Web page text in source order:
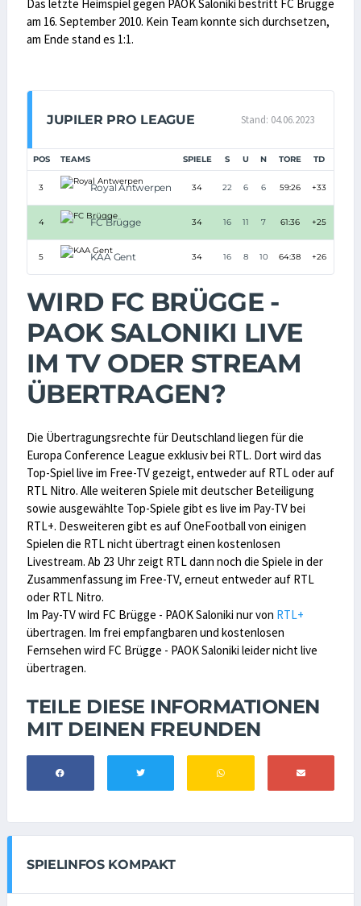
Das letzte Heimspiel gegen PAOK Saloniki bestritt FC Brügge
am 16. September 2010. Kein Team konnte sich durchsetzen,
am Ende stand es 1:1.
JUPILER PRO LEAGUE Stand: 04.06.2023
POS TEAMS SPIELE S U N TORE TD
3 Royal Antwerpen 34 22 6 6 59:26 +33
4 FC Brügge 34 16 11 7 61:36 +25
5 KAA Gent 34 16 8 10 64:38 +26
WIRD FC BRÜGGE -
PAOK SALONIKI LIVE
IM TV ODER STREAM
ÜBERTRAGEN?
Die Übertragungsrechte für Deutschland liegen für die
Europa Conference League exklusiv bei RTL. Dort wird das
Top-Spiel live im Free-TV gezeigt, entweder auf RTL oder auf
RTL Nitro. Alle weiteren Spiele mit deutscher Beteiligung
sowie ausgewählte Top-Spiele gibt es live im Pay-TV bei
RTL+. Desweiteren gibt es auf OneFootball von einigen
Spielen die RTL nicht übertragt einen kostenlosen
Livestream. Ab 23 Uhr zeigt RTL dann noch die Spiele in der
Zusammenfassung im Free-TV, erneut entweder auf RTL
oder RTL Nitro.
Im Pay-TV wird FC Brügge - PAOK Saloniki nur von RTL+
übertragen. Im frei empfangbaren und kostenlosen
Fernsehen wird FC Brügge - PAOK Saloniki leider nicht live
übertragen.
TEILE DIESE INFORMATIONEN
MIT DEINEN FREUNDEN
SPIELINFOS KOMPAKT